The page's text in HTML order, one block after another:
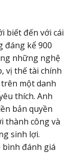
biết đến với cái
đáng kể 900
những nghệ
vị thế tài chính
một danh
thích. Anh
bản quyền
thành công và
sinh lợi.
bình đánh giá